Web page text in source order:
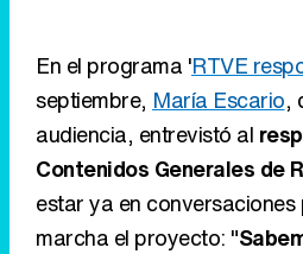
En el programa 'RTVE
septiembre, María Escario,
audiencia, entrevistó al
Contenidos Generales de
estar ya en
marcha el proyecto: "